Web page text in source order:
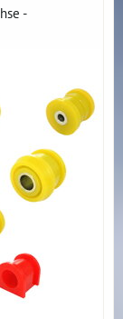
-